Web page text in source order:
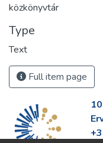
közkönyvtár
Type
Text
Full item page